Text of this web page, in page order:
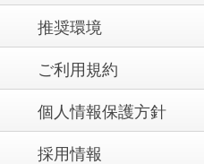
推奨環境
ご利用規約
個人情報保護方針
採用情報